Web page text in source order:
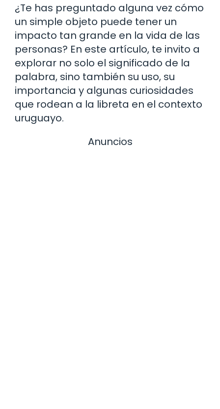
¿Te has preguntado alguna vez cómo
un simple objeto puede tener un
impacto tan grande en la vida de las
personas? En este artículo, te invito a
explorar no solo el significado de la
palabra, sino también su uso, su
importancia y algunas curiosidades
que rodean a la libreta en el contexto
uruguayo.
Anuncios